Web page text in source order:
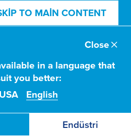
TO MAIN CONTENT
in a language that
you better:
USA
English
Close
Endüstri